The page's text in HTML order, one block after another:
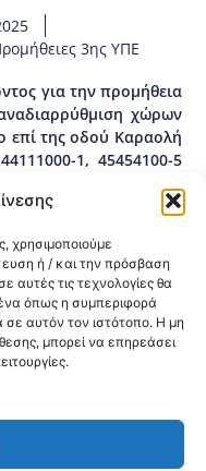
χρησιμοποιούμε
ή / και την πρόσβαση
αυτές τις τεχνολογίες θα
όπως η συμπεριφορά
σε αυτόν τον ιστότοπο. Η μη
μπορεί να επηρεάσει
3ης ΥΠΕ
για την προμήθεια
χώρων
επί της οδού Καραολή
1, 45454100-5
ΦΠΑ και κριτήριο
βάσει τιμής μέσω
Καταληκτική
14-07-25 και ώρα
15-07-25 και
reserved